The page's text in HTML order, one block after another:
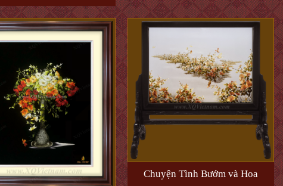
Chuyện Tình Bướm và Hoa